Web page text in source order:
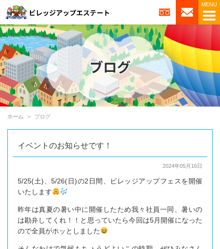
ホーム ブログ
イベントのお知らせです！
2024年05月16日
5/25(土)、5/26(日)の2日間、ビレッジアップフェスを開催
いたします
昨年は真夏の暑い中に開催したため我々社員一同、暑いの
は勘弁してくれ！！と思っていたら今回は5月開催になった
ので全員がホッとしました